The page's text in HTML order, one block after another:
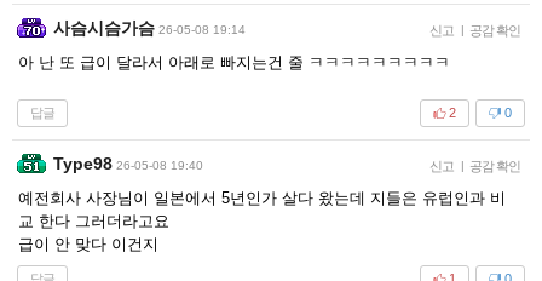
사슴시슴가슴 26-05-08 19:14 신고 | 공감 확인
아 난 또 급이 달라서 아래로 빠지는건 줄 ㅋㅋㅋㅋㅋㅋㅋㅋㅋ
답글 0
2
Type98 26-05-08 19:40 신고 | 공감 확인
예전회사 사장님이 일본에서 5년인가 살다 왔는데 지들은 유럽인과 비
교 한다 그러더라고요
급이 안 맞다 이건지